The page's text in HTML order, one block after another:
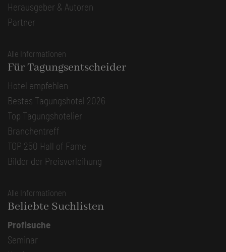
Herausgeber & Autoren
Partner
Alle Informationen
Für Tagungsentscheider
Hotel empfehlen
Bestes Tagungshotel 2026
Top Tagungshotelier
Branchentreff
TOP 250 Hall of Fame
Bilder der Preisverleihung
Alle Informationen
Beliebte Suchlisten
Profisuche
Seminar